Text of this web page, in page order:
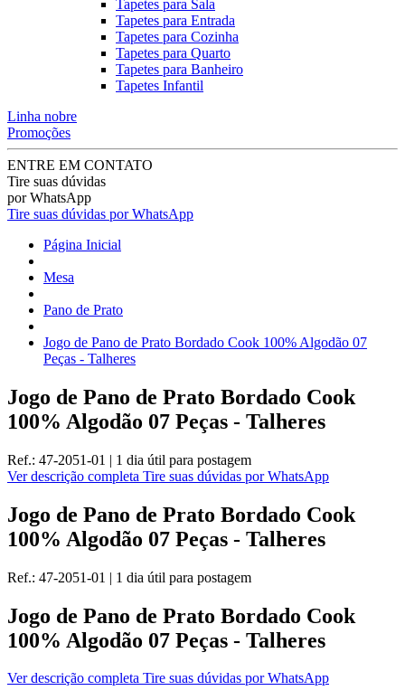
Tapetes para Sala
Tapetes para Entrada
Tapetes para Cozinha
Tapetes para Quarto
Tapetes para Banheiro
Tapetes Infantil
Linha nobre
Promoções
ENTRE EM CONTATO
Tire suas dúvidas
por WhatsApp
Tire suas dúvidas por WhatsApp
Página Inicial
Mesa
Pano de Prato
Jogo de Pano de Prato Bordado Cook 100% Algodão 07
Peças - Talheres
Jogo de Pano de Prato Bordado Cook
100% Algodão 07 Peças - Talheres
Ref.: 47-2051-01 | 1 dia útil para postagem
Ver descrição completa Tire suas dúvidas por WhatsApp
Jogo de Pano de Prato Bordado Cook
100% Algodão 07 Peças - Talheres
Ref.: 47-2051-01 | 1 dia útil para postagem
Jogo de Pano de Prato Bordado Cook
100% Algodão 07 Peças - Talheres
Ver descrição completa Tire suas dúvidas por WhatsApp